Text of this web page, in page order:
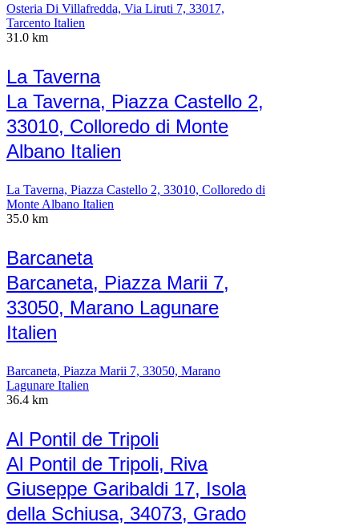
Osteria Di Villafredda, Via Liruti 7, 33017,
Tarcento Italien
31.0 km
La Taverna
La Taverna, Piazza Castello 2,
33010, Colloredo di Monte
Albano Italien
La Taverna, Piazza Castello 2, 33010, Colloredo di
Monte Albano Italien
35.0 km
Barcaneta
Barcaneta, Piazza Marii 7,
33050, Marano Lagunare
Italien
Barcaneta, Piazza Marii 7, 33050, Marano
Lagunare Italien
36.4 km
Al Pontil de Tripoli
Al Pontil de Tripoli, Riva
Giuseppe Garibaldi 17, Isola
della Schiusa, 34073, Grado